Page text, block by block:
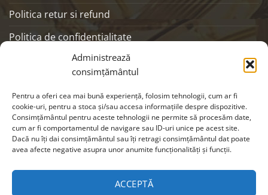
Administrează
consimțământul
Pentru a oferi cea mai bună experiență, folosim tehnologii, cum ar fi
cookie-uri, pentru a stoca și/sau accesa informațiile despre dispozitive.
Consimțământul pentru aceste tehnologii ne permite să procesăm date,
cum ar fi comportamentul de navigare sau ID-uri unice pe acest site.
Dacă nu îți dai consimțământul sau îți retragi consimțământul dat poate
avea afecte negative asupra unor anumite funcționalități și funcții.
ACCEPTĂ
Politica retur si refund
Politica de confidentialitate
SOCIALS